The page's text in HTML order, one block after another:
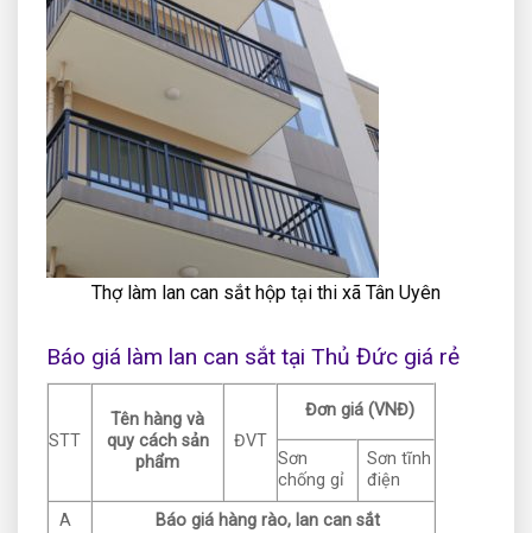
Thợ làm lan can sắt hộp tại thi xã Tân Uyên
Báo giá làm lan can sắt tại Thủ Đức giá rẻ
STT
Tên hàng và
quy cách sản
phẩm
ĐVT
Đơn giá (VNĐ)
Sơn
chống gỉ
Sơn tĩnh
điện
A
Báo giá hàng rào, lan can sắt